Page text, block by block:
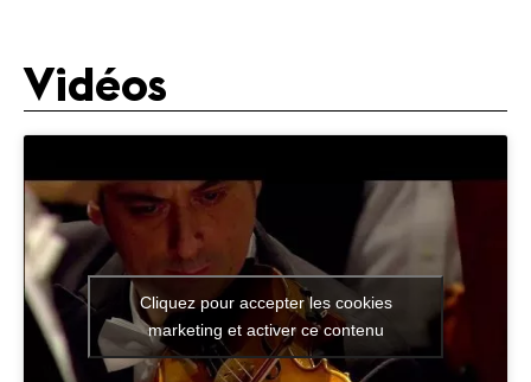
Vidéos
Cliquez pour accepter les cookies
marketing et activer ce contenu